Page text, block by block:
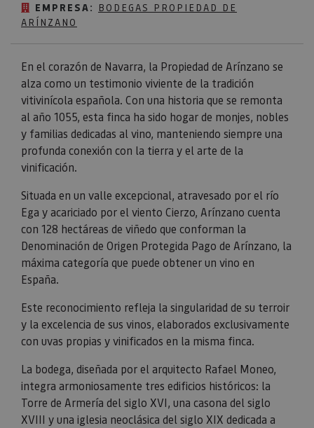
EMPRESA:
BODEGAS PROPIEDAD DE
ARÍNZANO
En el corazón de Navarra, la Propiedad de Arínzano se
alza como un testimonio viviente de la tradición
vitivinícola española. Con una historia que se remonta
al año 1055, esta finca ha sido hogar de monjes, nobles
y familias dedicadas al vino, manteniendo siempre una
profunda conexión con la tierra y el arte de la
vinificación.
Situada en un valle excepcional, atravesado por el río
Ega y acariciado por el viento Cierzo, Arínzano cuenta
con 128 hectáreas de viñedo que conforman la
Denominación de Origen Protegida Pago de Arínzano, la
máxima categoría que puede obtener un vino en
España.
Este reconocimiento refleja la singularidad de su terroir
y la excelencia de sus vinos, elaborados exclusivamente
con uvas propias y vinificados en la misma finca.
La bodega, diseñada por el arquitecto Rafael Moneo,
integra armoniosamente tres edificios históricos: la
Torre de Armería del siglo XVI, una casona del siglo
XVIII y una iglesia neoclásica del siglo XIX dedicada a